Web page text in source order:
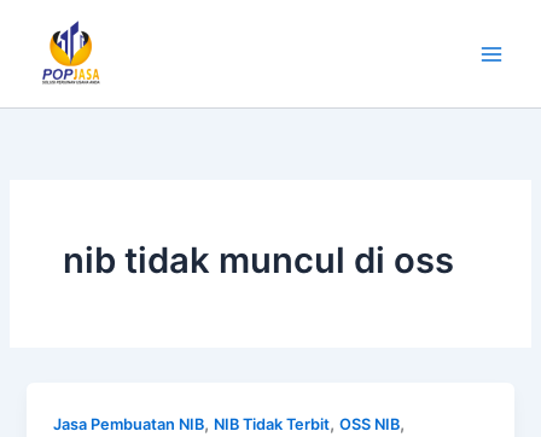
konten
nib tidak muncul di oss
Jasa Pembuatan NIB, NIB Tidak Terbit,OSS NIB,